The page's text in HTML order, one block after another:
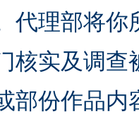
代理部将
核实及调
部份作品